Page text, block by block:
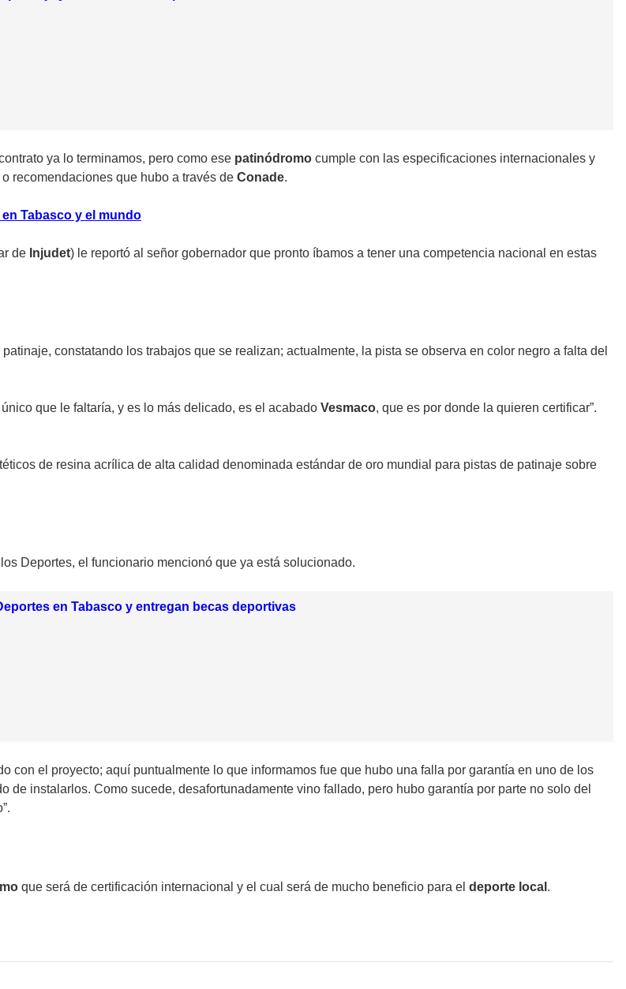
ya lo terminamos, pero como ese patinódromo cumple con las especificaciones internacionales y
recomendaciones que hubo a través de Conade.
Tabasco y el mundo
de Injudet) le reportó al señor gobernador que pronto íbamos a tener una competencia nacional en estas
constatando los trabajos que se realizan; actualmente, la pista se observa en color negro a falta del
único que le faltaría, y es lo más delicado, es el acabado Vesmaco, que es por donde la quieren certificar”.
de resina acrílica de alta calidad denominada estándar de oro mundial para pistas de patinaje sobre
Deportes, el funcionario mencionó que ya está solucionado.
en Tabasco y entregan becas deportivas
con el proyecto; aquí puntualmente lo que informamos fue que hubo una falla por garantía en uno de los
instalarlos. Como sucede, desafortunadamente vino fallado, pero hubo garantía por parte no solo del
que será de certificación internacional y el cual será de mucho beneficio para el deporte local .